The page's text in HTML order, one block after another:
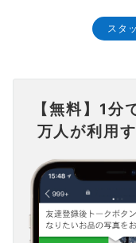
スタ
【無料】1
万人が利用